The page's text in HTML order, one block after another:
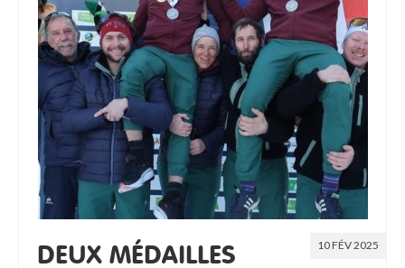
10 FÉV 2025
DEUX MÉDAILLES